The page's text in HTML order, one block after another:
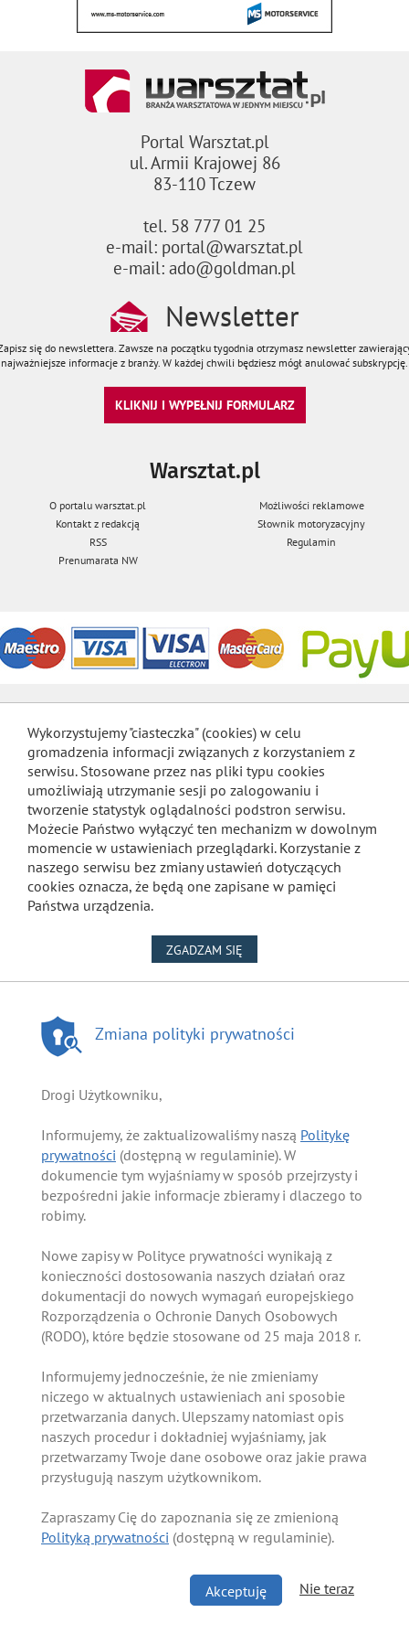
Portal Warsztat.pl
ul. Armii Krajowej 86
83-110 Tczew
tel. 58 777 01 25
e-mail: portal@warsztat.pl
e-mail: ado@goldman.pl
Newsletter
się do newslettera. Zawsze na początku tygodnia otrzymasz newsletter
najważniejsze informacje z branży. W każdej chwili będziesz mógł anulować subskrypcję.
KLIKNIJ I WYPEŁNIJ FORMULARZ
Warsztat.pl
O portalu warsztat.pl
Możliwości reklamowe
Kontakt z redakcją
Słownik motoryzacyjny
RSS
Regulamin
Prenumarata NW
Wykorzystujemy "ciasteczka" (cookies) w celu
gromadzenia informacji związanych z korzystaniem z
serwisu. Stosowane przez nas pliki typu cookies
umożliwiają utrzymanie sesji po zalogowaniu i
tworzenie statystyk oglądalności podstron serwisu.
Możecie Państwo wyłączyć ten mechanizm w dowolnym
momencie w ustawieniach przeglądarki. Korzystanie z
naszego serwisu bez zmiany ustawień dotyczących
cookies oznacza, że będą one zapisane w pamięci
Państwa urządzenia.
ZGADZAM SIĘ
Zmiana polityki prywatności
Drogi Użytkowniku,
Informujemy, że zaktualizowaliśmy naszą Politykę
prywatności (dostępną w regulaminie). W
dokumencie tym wyjaśniamy w sposób przejrzysty i
bezpośredni jakie informacje zbieramy i dlaczego to
robimy.
Nowe zapisy w Polityce prywatności wynikają z
konieczności dostosowania naszych działań oraz
dokumentacji do nowych wymagań europejskiego
Rozporządzenia o Ochronie Danych Osobowych
(RODO), które będzie stosowane od 25 maja 2018 r.
Informujemy jednocześnie, że nie zmieniamy
niczego w aktualnych ustawieniach ani sposobie
przetwarzania danych. Ulepszamy natomiast opis
naszych procedur i dokładniej wyjaśniamy, jak
przetwarzamy Twoje dane osobowe oraz jakie prawa
przysługują naszym użytkownikom.
Zapraszamy Cię do zapoznania się ze zmienioną
Polityką prywatności (dostępną w regulaminie).
Akceptuję Nie teraz